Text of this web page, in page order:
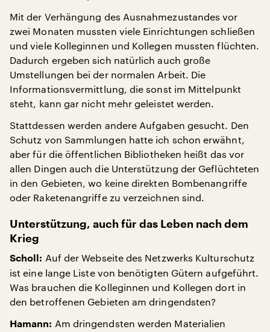
Mit der Verhängung des Ausnahmezustandes vor
zwei Monaten mussten viele Einrichtungen schließen
und viele Kolleginnen und Kollegen mussten flüchten.
Dadurch ergeben sich natürlich auch große
Umstellungen bei der normalen Arbeit. Die
Informationsvermittlung, die sonst im Mittelpunkt
steht, kann gar nicht mehr geleistet werden.
Stattdessen werden andere Aufgaben gesucht. Den
Schutz von Sammlungen hatte ich schon erwähnt,
aber für die öffentlichen Bibliotheken heißt das vor
allen Dingen auch die Unterstützung der Geflüchteten
in den Gebieten, wo keine direkten Bombenangriffe
oder Raketenangriffe zu verzeichnen sind.
Unterstützung, auch für das Leben nach dem
Krieg
Scholl: Auf der Webseite des Netzwerks Kulturschutz
ist eine lange Liste von benötigten Gütern aufgeführt.
Was brauchen die Kolleginnen und Kollegen dort in
den betroffenen Gebieten am dringendsten?
Hamann: Am dringendsten werden Materialien